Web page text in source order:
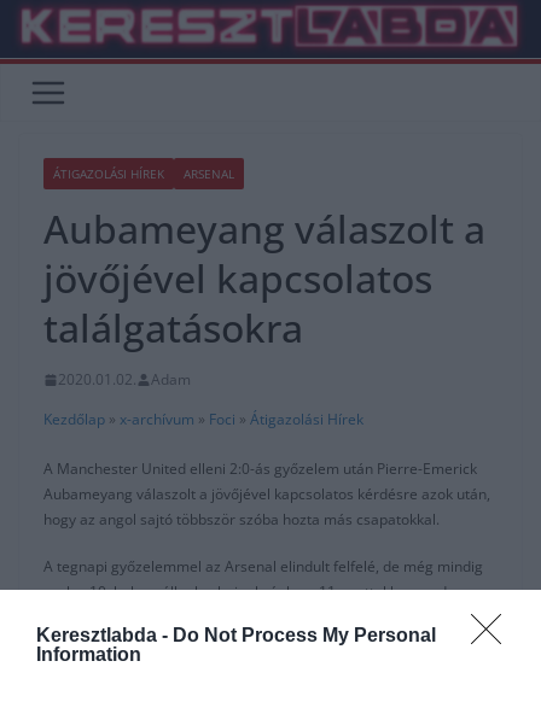
Keresztlabda - Do Not Process My Personal
Information
Skip
content
ÁTIGAZOLÁSI HÍREK ARSENAL
Aubameyang válaszolt a
jövőjével kapcsolatos
találgatásokra
2020.01.02.
Adam
Kezdőlap » x-archívum » Foci » Átigazolási Hírek
A Manchester United elleni 2:0-ás győzelem után Pierre-Emerick
Aubameyang válaszolt a jövőjével kapcsolatos kérdésre azok után,
hogy az angol sajtó többször szóba hozta más csapatokkal.
A tegnapi győzelemmel az Arsenal elindult felfelé, de még mindig
csak a 10. helyen állnak a bajnokságban, 11 ponttal lemaradva a
Ez a komplikált helyzet pedig távozásra készteti Aubameyangot